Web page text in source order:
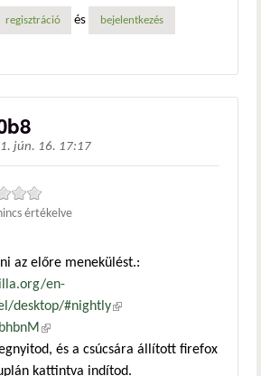
regisztráció és bejelentkezés
jún. 16. 17:17
értékelve
az előre menekülést.:
en-
desktop/#nightly(külső hivatkozás)
(külső hivatkozás)
és a csúcsára állított firefox
kattintva indítod.